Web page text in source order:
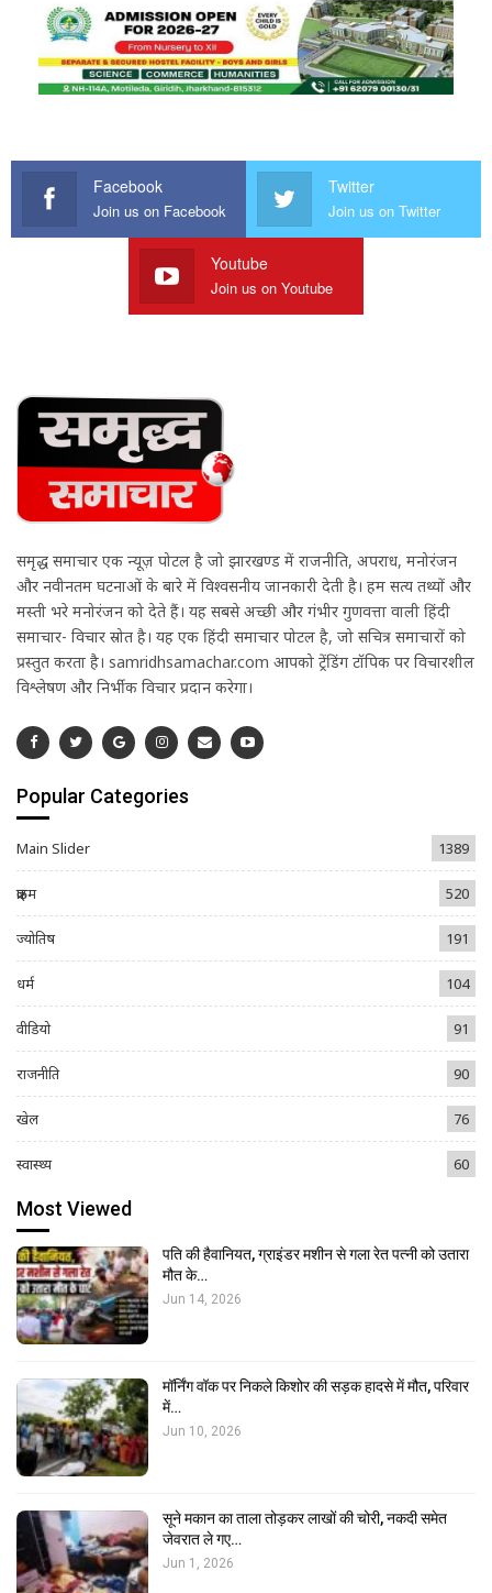
Facebook
Join us on Facebook
Twitter
Join us on Twitter
Youtube
Join us on Youtube
समृद्ध समाचार एक न्यूज़ पोर्टल है जो झारखण्ड में राजनीति, अपराध, मनोरंजन
और नवीनतम घटनाओं के बारे में विश्वसनीय जानकारी देती है। हम सत्य तथ्यों और
मस्ती भरे मनोरंजन को देते हैं। यह सबसे अच्छी और गंभीर गुणवत्ता वाली हिंदी
समाचार- विचार स्रोत है। यह एक हिंदी समाचार पोर्टल है, जो सचित्र समाचारों को
प्रस्तुत करता है। samridhsamachar.com आपको ट्रेंडिंग टॉपिक पर विचारशील
विश्लेषण और निर्भीक विचार प्रदान करेगा।
Popular Categories
Main Slider 1389
क्राइम 520
ज्योतिष 191
धर्म 104
वीडियो 91
राजनीति 90
खेल 76
स्वास्थ्य 60
Most Viewed
पति की हैवानियत, ग्राइंडर मशीन से गला रेत पत्नी को उतारा
मौत के…
Jun 14, 2026
मॉर्निंग वॉक पर निकले किशोर की सड़क हादसे में मौत, परिवार
में…
Jun 10, 2026
सूने मकान का ताला तोड़कर लाखों की चोरी, नकदी समेत
जेवरात ले गए…
Jun 1, 2026